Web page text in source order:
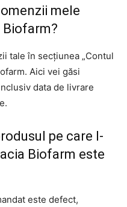
mele
tale în secțiunea „Contul
Aici vei găsi
data de livrare
pe care l-
Biofarm este
este defect,